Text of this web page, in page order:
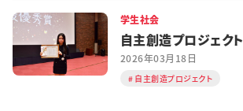
学生社会
自主創造プロジェクト
2026年03月18日
自主創造プロジェクト